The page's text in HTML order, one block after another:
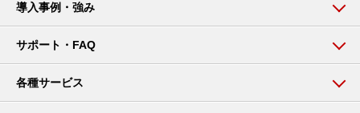
導入事例・強み
サポート・FAQ
各種サービス